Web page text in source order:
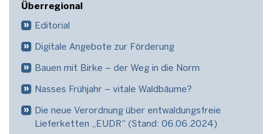
Überregional
Editorial
Digitale Angebote zur Förderung
Bauen mit Birke – der Weg in die Norm
Nasses Frühjahr – vitale Waldbäume?
Die neue Verordnung über entwaldungsfreie
Lieferketten „EUDR“ (Stand: 06.06.2024)